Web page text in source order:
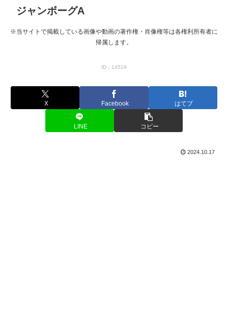
ジャンボーグA
※当サイトで掲載している画像や動画の著作権・肖像権等は各権利所有者に
帰属します。
ID：14519
X Facebook はてブ
LINE コピー
2024.10.17